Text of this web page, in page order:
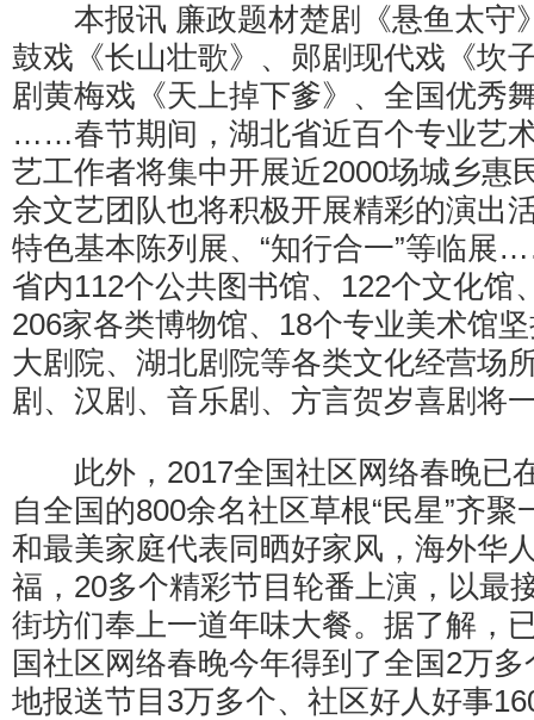
本报讯 廉政题材楚剧《悬鱼太守
鼓戏《长山壮歌》、郧剧现代戏《坎
剧黄梅戏《天上掉下爹》、全国优秀
……春节期间，湖北省近百个专业艺
艺工作者将集中开展近2000场城乡惠
余文艺团队也将积极开展精彩的演出
特色基本陈列展、“知行合一”等临展
省内112个公共图书馆、122个文化馆
206家各类博物馆、18个专业美术馆
大剧院、湖北剧院等各类文化经营场
剧、汉剧、音乐剧、方言贺岁喜剧将
此外，2017全国社区网络春晚已
自全国的800余名社区草根“民星”齐
和最美家庭代表同晒好家风，海外华
福，20多个精彩节目轮番上演，以最
街坊们奉上一道年味大餐。据了解，
国社区网络春晚今年得到了全国2万
地报送节目3万多个、社区好人好事